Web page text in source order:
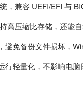
兼容 UEFI/EFI 与
压缩比存储，还能自
免备份文件损坏，
轻量化，不影响电脑